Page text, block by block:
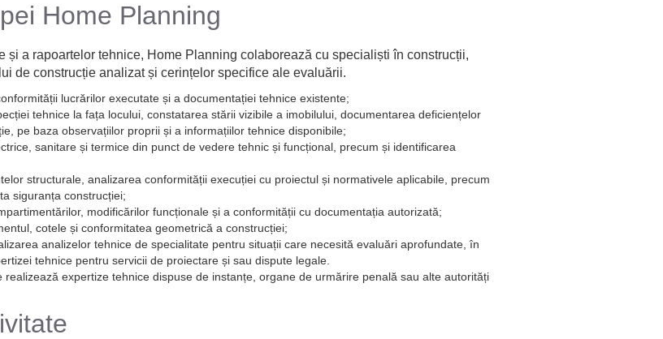
Home Planning
și a rapoartelor tehnice, Home Planning colaborează cu specialiști în construcții,
de construcție analizat și cerințelor specifice ale evaluării.
lucrărilor executate și a documentației tehnice existente;
tehnice la fața locului, constatarea stării vizibile a imobilului, documentarea deficiențelor
pe baza observațiilor proprii și a informațiilor tehnice disponibile;
sanitare și termice din punct de vedere tehnic și funcțional, precum și identificarea
structurale, analizarea conformității execuției cu proiectul și normativele aplicabile, precum
siguranța construcției;
modificărilor funcționale și a conformității cu documentația autorizată;
cotele și conformitatea geometrică a construcției;
analizelor tehnice de specialitate pentru situații care necesită evaluări aprofundate, în
tehnice pentru servicii de proiectare și sau dispute legale.
realizează expertize tehnice dispuse de instanțe, organe de urmărire penală sau alte autorități